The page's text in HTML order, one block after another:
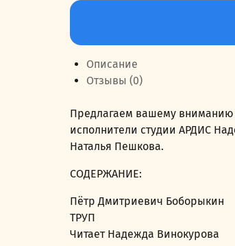
Количество
Домой
Описание
Отзывы (0)
Предлагаем вашему вниманию
исполнители студии АРДИС
Наталья Пешкова.
СОДЕРЖАНИЕ:
Пётр Дмитриевич Боборыкин
ТРУП
Читает Надежда Винокурова